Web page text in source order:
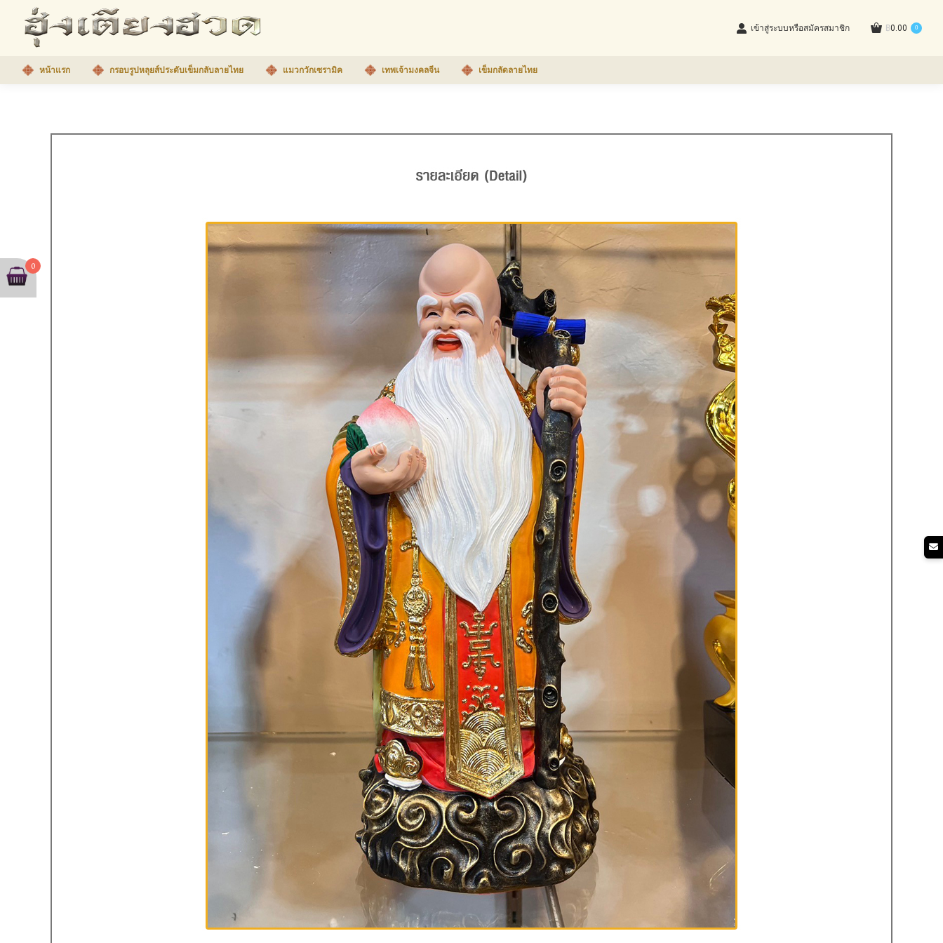
เข้าสู่ระบบหรือสมัครสมาชิก ฿0.00 0
หน้าแรก กรอบรูปหลุยส์ประดับเข็มกลับลายไทย แมวกวักเซรามิค เทพเจ้ามงคลจีน เข็มกลัดลายไทย
0